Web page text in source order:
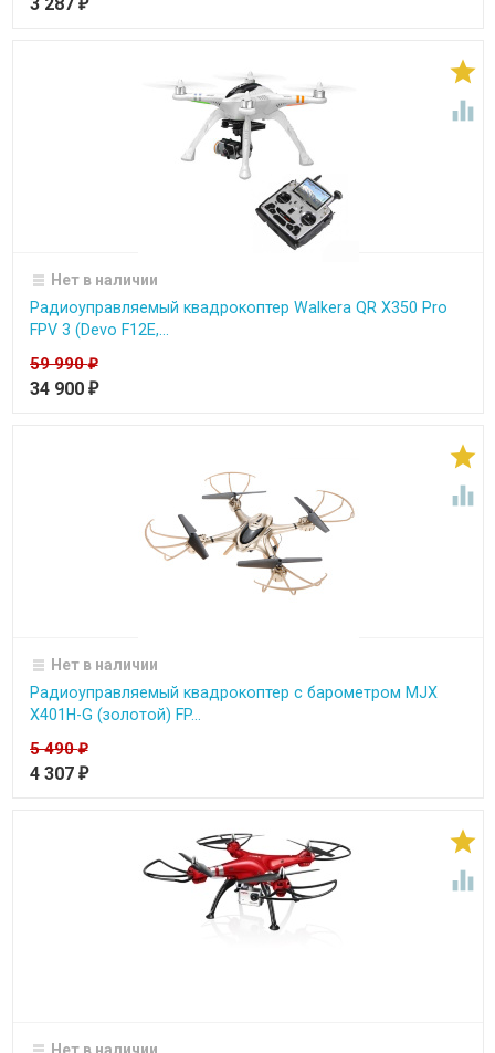
₽


Нет в наличии
Радиоуправляемый квадрокоптер Walkera QR X350 Pro
FPV 3 (Devo F12E,...
59 990₽
34 900 ₽


Нет в наличии
Радиоуправляемый квадрокоптер с барометром MJX
X401H-G (золотой) FP...
5 490₽
4 307 ₽

